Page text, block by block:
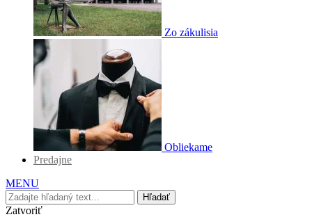
Zo zákulisia
Obliekame
Predajne
MENU
Hľadať
Zatvoriť